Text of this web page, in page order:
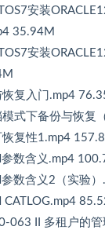
安装
35.94M
安装
复入门.mp4
式下备份与恢复
复性1.mp4
数含义.mp4
数含义2（实验
CATLOG.mp4
063 II 多租户的管